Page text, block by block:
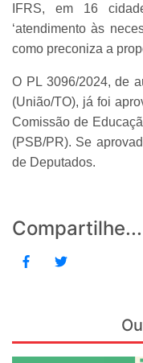
IFRS, em 16
‘atendimento às
como preconiza a
O PL 3096/2024, de
(União/TO), já foi
Comissão de
(PSB/PR). Se
de Deputados.
Compartilhe...